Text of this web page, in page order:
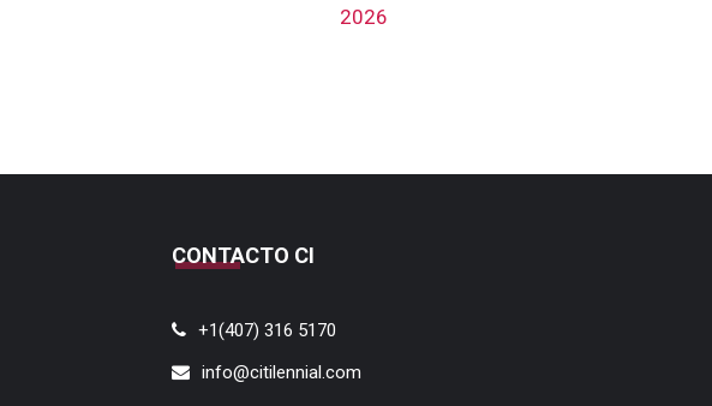
2026
CONTACTO CI
+1(407) 316 5170
info@citilennial.com